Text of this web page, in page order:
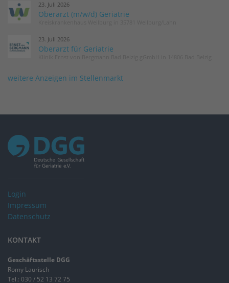
23. Juli 2026
Oberarzt (m/w/d) Geriatrie
23. Juli 2026
Oberarzt für Geriatrie
weitere Anzeigen im Stellenmarkt
Login
Impressum
Datenschutz
KONTAKT
Geschäftsstelle DGG
Romy Laurisch
Tel.: 030 / 52 13 72 75